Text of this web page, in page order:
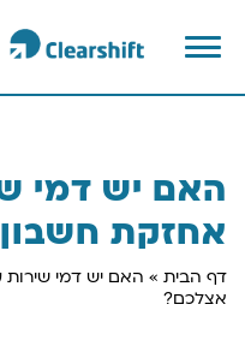
פתח
תפריט
האם יש דמי
אחזקת
דף הבית » האם יש דמי
אצלכם?